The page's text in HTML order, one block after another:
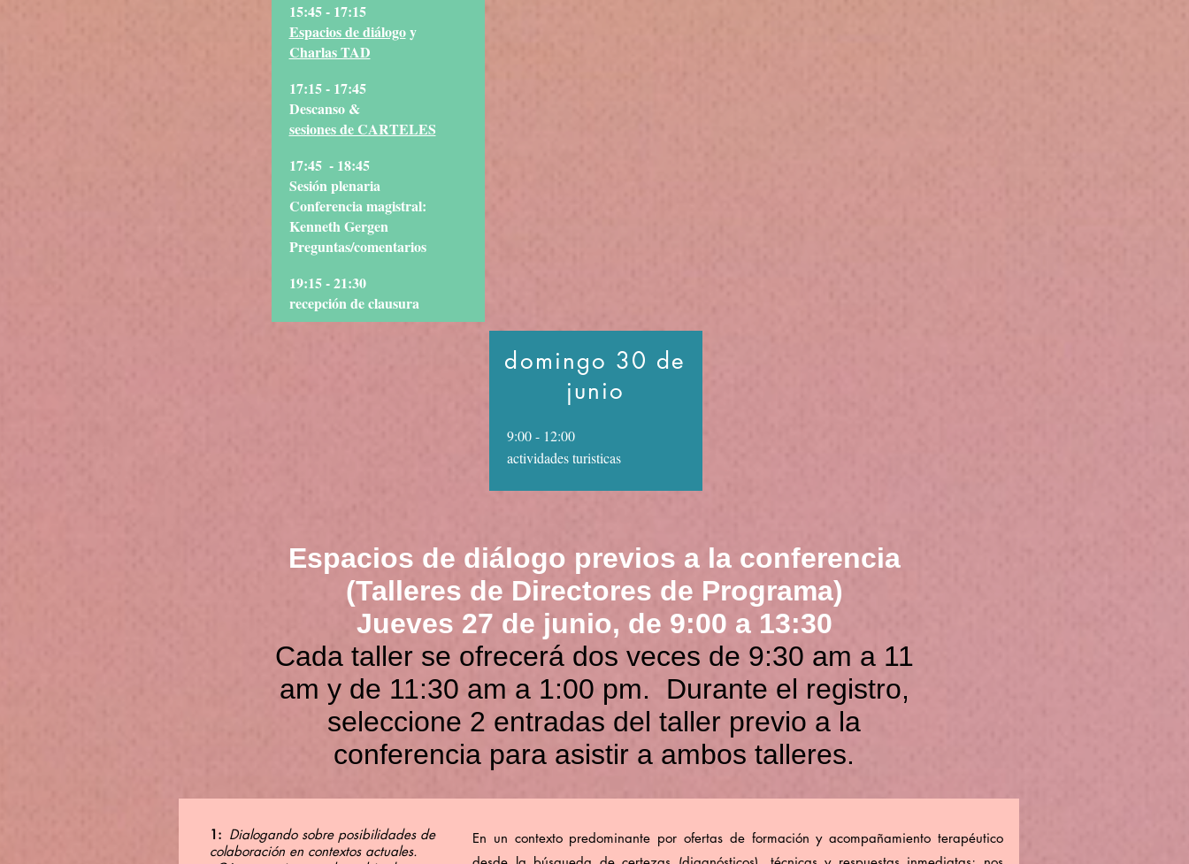
15:45 - 17:15
Espacios de diálogoy
Charlas TAD
17:15 - 17:45
Descanso &
sesiones de CARTELES
17:45 - 18:45
Sesión plenaria
Conferencia magistral:
Kenneth Gergen
Preguntas/comentarios
19:15 - 21:30
recepción de clausura
domingo 30 de
junio
9:00 - 12:00
actividades turisticas
Espacios de diálogo previos a la conferencia
(Talleres de Directores de Programa)
Jueves 27 de junio, de 9:00 a 13:30
Cada taller se ofrecerá dos veces de 9:30 am a 11
am y de 11:30 am a 1:00 pm.
Durante el registro,
seleccione 2 entradas del taller previo a la
conferencia para asistir a ambos talleres.
1: Dialogando sobre posibilidades de
colaboración en contextos actuales.
En un contexto predominante por ofertas de formación y acompañamiento terapéutico